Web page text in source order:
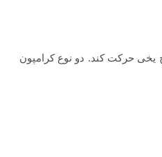
حرکت کند. دو نوع کرامپون